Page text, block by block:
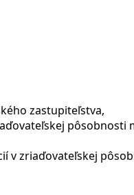
zastupiteľstva,
pôsobnosti
v zriaďovateľskej